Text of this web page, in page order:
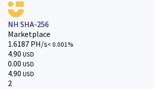
NH SHA-256
Marketplace
1.6187 PH/s< 0.001%
4.90 USD
0.00 USD
4.90 USD
2